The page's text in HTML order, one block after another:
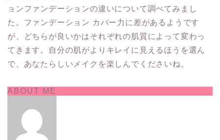
ョンファンデーションの違いについて調べてみまし
た。ファンデーション カバー力に差があるようです
が、どちらが良いかはそれぞれの肌質によって変わっ
てきます。自分の肌がよりキレイに見えるほうを選ん
で、あなたらしいメイクを楽しんでくださいね。
ABOUT ME